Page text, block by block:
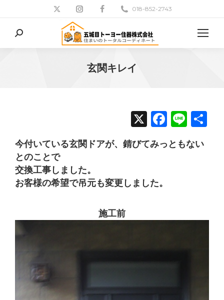
018-852-2743
検
索:
玄関キレイ
X Line
今付いている玄関ドアが、錆びてみっともない
とのことで
交換工事しました。
お客様の希望で吊元も変更しました。
施工前